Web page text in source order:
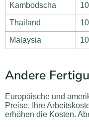
Kambodscha
Thailand
Malaysia
Andere
Europäische und
Preise. Ihre
erhöhen die Kosten.